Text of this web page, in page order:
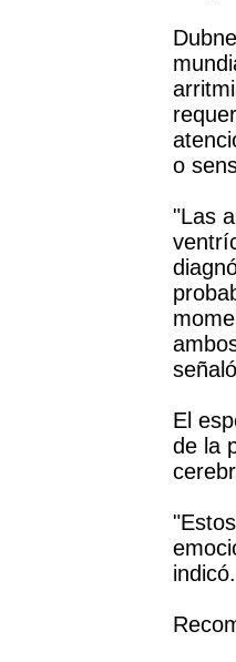
o
"Las
El
de la
indicó.